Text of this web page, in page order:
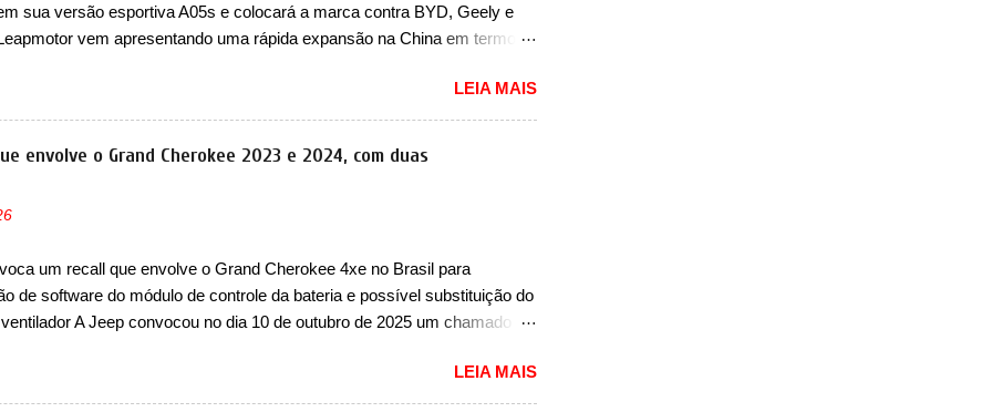
sua versão esportiva A05s e colocará a marca contra BYD, Geely e
vem apresentando uma rápida expansão na China em termos
à sua linha. Posicionado entre o T03 e o B05, a marca revelou as
teaser do A05, que nas imagens apareceu em sua versão mais
o A05s. Previsto para ser lançado ainda neste ano na China, o compacto
a Leapmotor para concorrer com uma série de outras marcas de
por outros modelos da marca, em especial do SUV compacto A10.
ao SUV. Na dianteira, ele possui faróis com um desenho mais
com um pequeno prolongamento para as laterais. Os faróis cont...
LEIA MAIS
envolve o Grand Cherokee 2023 e 2024, com duas
um recall que envolve o Grand Cherokee 4xe no Brasil para
de software do módulo de controle da bateria e possível substituição do
A Jeep convocou no dia 10 de outubro de 2025 um chamado
de ano/modelo 2023 e 2024. A marca norte-americana diz que as
precisam retornar a uma concessionária mais próxima para a
LEIA MAIS